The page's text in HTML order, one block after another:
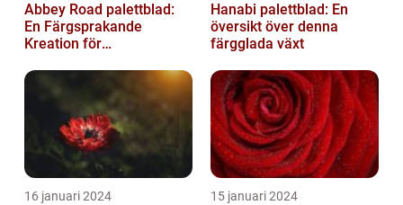
Abbey Road palettblad:
En Färgsprakande
Kreation för
Hanabi palettblad: En
översikt över denna
färgglada växt
16 januari 2024 15 januari 2024